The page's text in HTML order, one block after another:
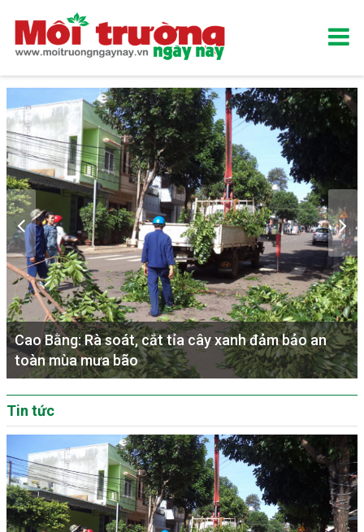
Cao Bằng: Rà soát, cắt tỉa cây xanh đảm bảo an
toàn mùa mưa bão
Tin tức